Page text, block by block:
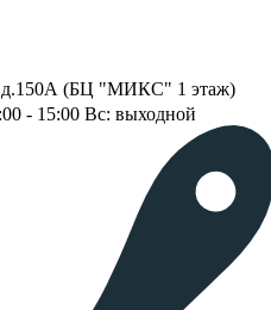
д.150А (БЦ "МИКС" 1 этаж)
- 15:00 Вс: выходной